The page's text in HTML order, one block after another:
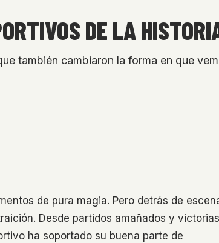
DE LA
también cambiaron la forma en que
de pura magia. Pero detrás de
Desde partidos amañados y victorias
ha soportado su buena parte de